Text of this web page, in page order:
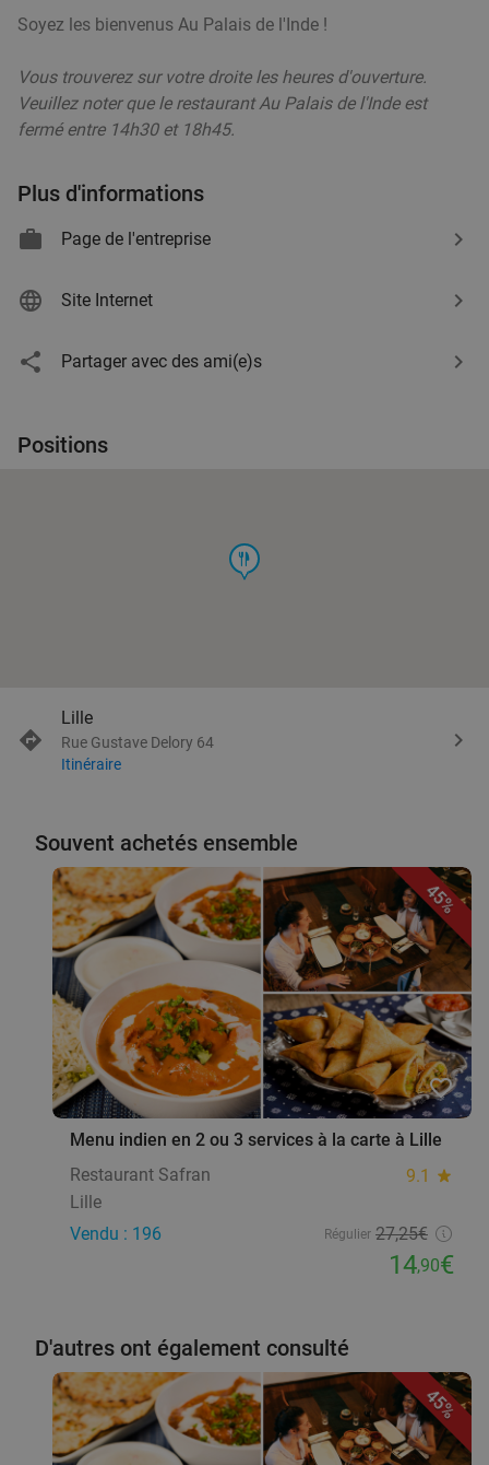
Soyez les bienvenus Au Palais de l'Inde !
Vous trouverez sur votre droite les heures d'ouverture.
Veuillez noter que le restaurant Au Palais de l'Inde est
fermé entre 14h30 et 18h45.
Plus d'informations
Page de l'entreprise
Site Internet
Partager avec des ami(e)s
Positions
food
Lille
Rue Gustave Delory 64
Itinéraire
Souvent achetés ensemble
45%
favorite_border
Menu indien en 2 ou 3 services à la carte à Lille
Restaurant Safran
9.1 star
Lille
Vendu : 196
Régulier 27,25€
14,90€
D'autres ont également consulté
45%